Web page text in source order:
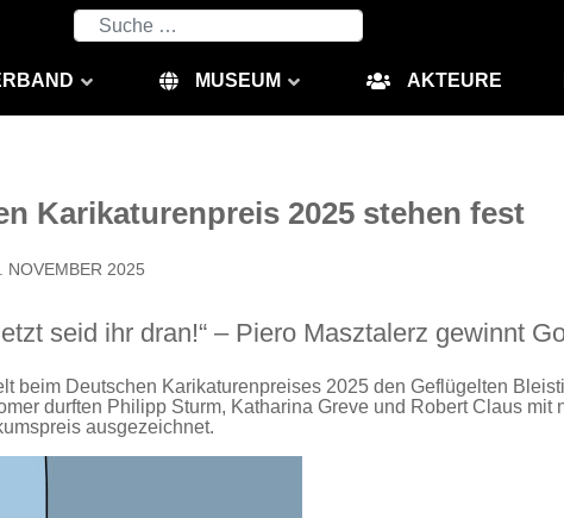
Suchen
MUSEUM AKTEURE
Karikaturenpreis 2025 stehen fest
NOVEMBER 2025
seid ihr dran!“ – Piero Masztalerz gewinnt
beim Deutschen Karikaturenpreises 2025 den Geflügelten
durften Philipp Sturm, Katharina Greve und Robert Claus mit
ausgezeichnet.